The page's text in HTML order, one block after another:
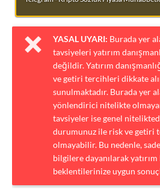
YASAL UYARI: Burada yer
tavsiyeleri yatırım
değildir. Yatırım
ve getiri tercihleri dikkate
sunulmaktadır. Burada yer
yönlendirici nitelikte
tavsiyeler ise genel
durumunuz ile risk ve getiri
olmayabilir. Bu nedenle,
bilgilere dayanılarak
beklentilerinize uygun